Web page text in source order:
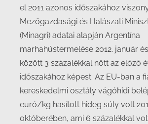
el 2011 azonos időszakához
Mezőgazdasági és Halászati
(Minagri) adatai alapján Argentína
marhahústermelése 2012. január
között 3 százalékkal nőtt az előző
időszakához képest. Az EU-ban a
kereskedelmi osztály vágóhídi
euró/kg hasított hideg súly volt
októberében, ami 6 százalékkal